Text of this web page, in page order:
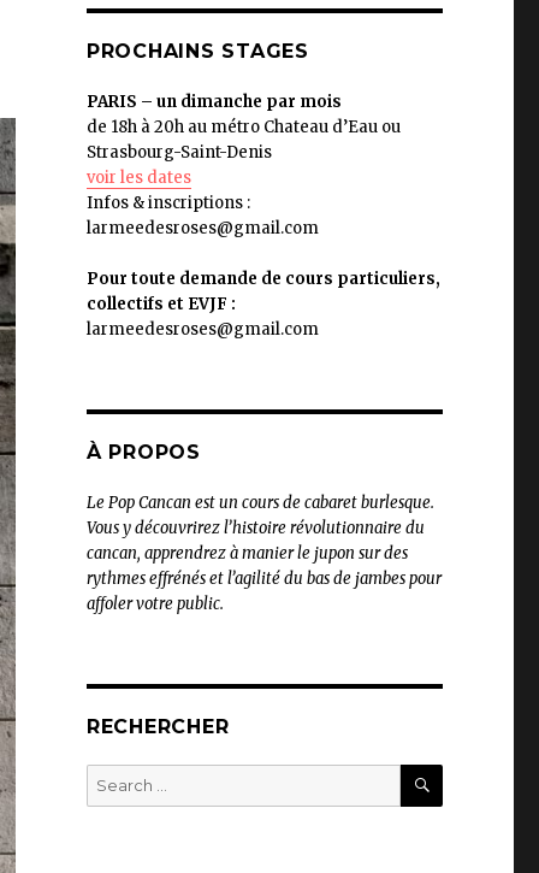
PROCHAINS STAGES
PARIS – un dimanche par mois
de 18h à 20h au métro Chateau d’Eau ou
Strasbourg-Saint-Denis
voir les dates
Infos & inscriptions :
larmeedesroses@gmail.com
Pour toute demande de cours particuliers,
collectifs et EVJF :
larmeedesroses@gmail.com
À PROPOS
Le Pop Cancan est un cours de cabaret burlesque.
Vous y découvrirez l’histoire révolutionnaire du
cancan, apprendrez à manier le jupon sur des
rythmes effrénés et l’agilité du bas de jambes pour
affoler votre public.
RECHERCHER
Search
for:
SEARCH